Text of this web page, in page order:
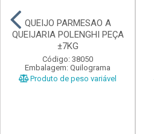
QUEIJO PARMESAO A
QUEIJARIA POLENGHI PEÇA
±7KG
Código: 38050
Embalagem: Quilograma
Produto de peso variável